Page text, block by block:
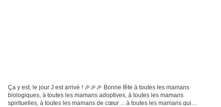
Ça y est, le jour J est arrivé ! 🎉🎉🎉 Bonne fête à toutes les mamans
biologiques, à toutes les mamans adoptives, à toutes les mamans
spirituelles, à toutes les mamans de cœur ... à toutes les mamans qui